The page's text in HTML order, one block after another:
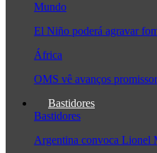
Mundo
El Niño poderá agravar
África
OMS vê avanços
Bastidores
Bastidores
Argentina convoca Lionel